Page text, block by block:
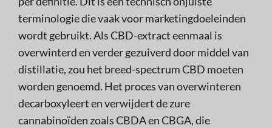
terminologie die vaak voor marketingdoeleinden
wordt gebruikt. Als CBD-extract eenmaal is
overwinterd en verder gezuiverd door middel van
distillatie, zou het breed-spectrum CBD moeten
worden genoemd. Het proces van overwinteren
decarboxyleert en verwijdert de zure
cannabinoïden zoals CBDA en CBGA, die